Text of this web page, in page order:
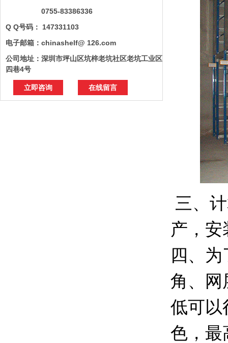
0755-83386336
Q Q号码： 147331103
电子邮箱：chinashelf@ 126.com
公司地址：深圳市坪山区坑梓老坑社区老坑工业区
四巷4号
立即咨询 在线留言
三、
产，
四、
角、网
低可以
色，最